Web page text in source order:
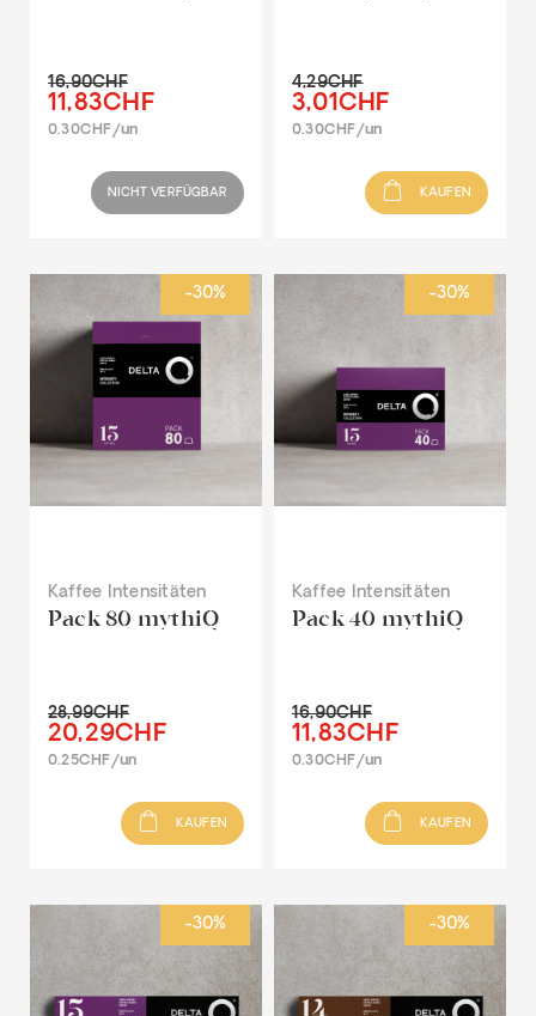
16,90CHF
11,83CHF
0.30CHF/un
NICHT VERFÜGBAR
4,29CHF
3,01CHF
0.30CHF/un
KAUFEN
-30%
Kaffee Intensitäten
Pack 80 mythiQ
28,99CHF
20,29CHF
0.25CHF/un
KAUFEN
-30%
Kaffee Intensitäten
Pack 40 mythiQ
16,90CHF
11,83CHF
0.30CHF/un
KAUFEN
-30% -30%